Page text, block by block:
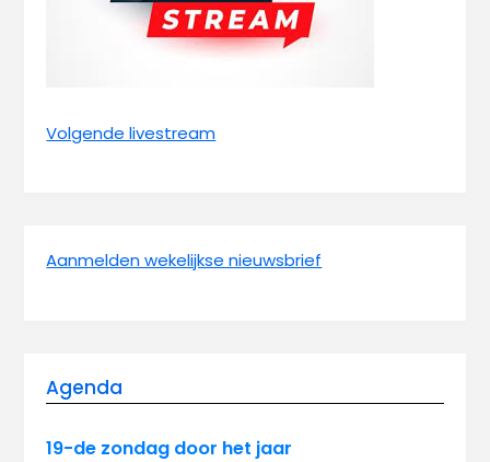
Volgende livestream
Aanmelden wekelijkse nieuwsbrief
Agenda
19-de zondag door het jaar